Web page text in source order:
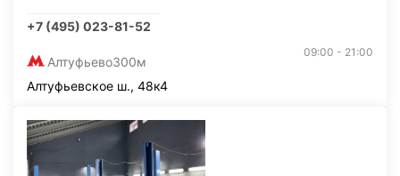
+7 (495) 023-81-52
Алтуфьево300м
09:00 - 21:00
Алтуфьевское ш., 48к4